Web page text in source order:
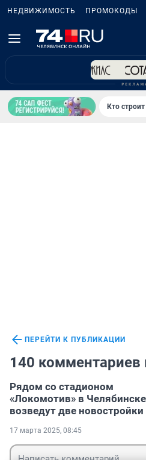
НЕДВИЖИМОСТЬ ПРОМОКОДЫ
Кто
ПЕРЕЙТИ К ПУБЛИКАЦИИ
140 комментариев
Рядом со стадионом
«Локомотив» в Челябинске
возведут две новостройки
17 марта 2025, 08:45